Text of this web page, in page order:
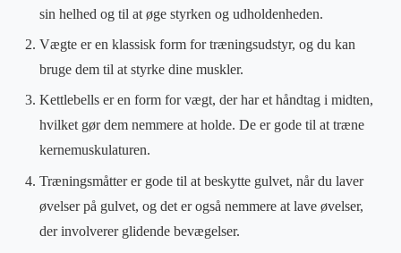
sin helhed og til at øge styrken og udholdenheden.
Vægte er en klassisk form for træningsudstyr, og du kan
bruge dem til at styrke dine muskler.
Kettlebells er en form for vægt, der har et håndtag i midten,
hvilket gør dem nemmere at holde. De er gode til at træne
kernemuskulaturen.
Træningsmåtter er gode til at beskytte gulvet, når du laver
øvelser på gulvet, og det er også nemmere at lave øvelser,
der involverer glidende bevægelser.